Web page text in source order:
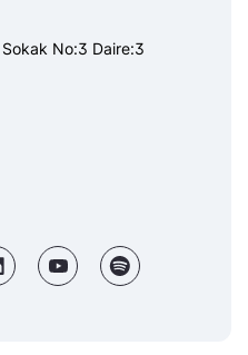
Sokak No:3 Daire:3